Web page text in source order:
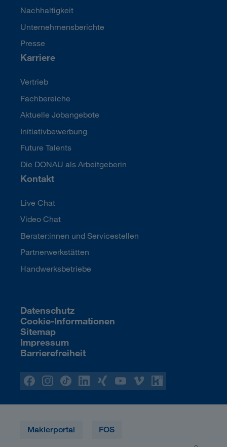
Maklerportal FOS
Nachhaltigkeit
Unternehmensberichte
Presse
Karriere
Vertrieb
Fachbereiche
Aktuelle Jobangebote
Initiativbewerbung
Future Talents
Die DONAU als Arbeitgeberin
Kontakt
Live Chat
Video Chat
Berater:innen und Servicestellen
Partnerwerkstätten
Handwerksbetriebe
Datenschutz
Cookie-Informationen
Sitemap
Impressum
Barrierefreiheit